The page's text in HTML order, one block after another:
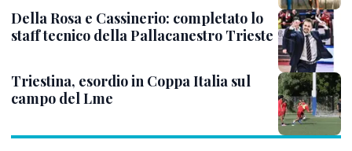
Della Rosa e Cassinerio: completato lo
staff tecnico della Pallacanestro Trieste
Triestina, esordio in Coppa Italia sul
campo del Lme